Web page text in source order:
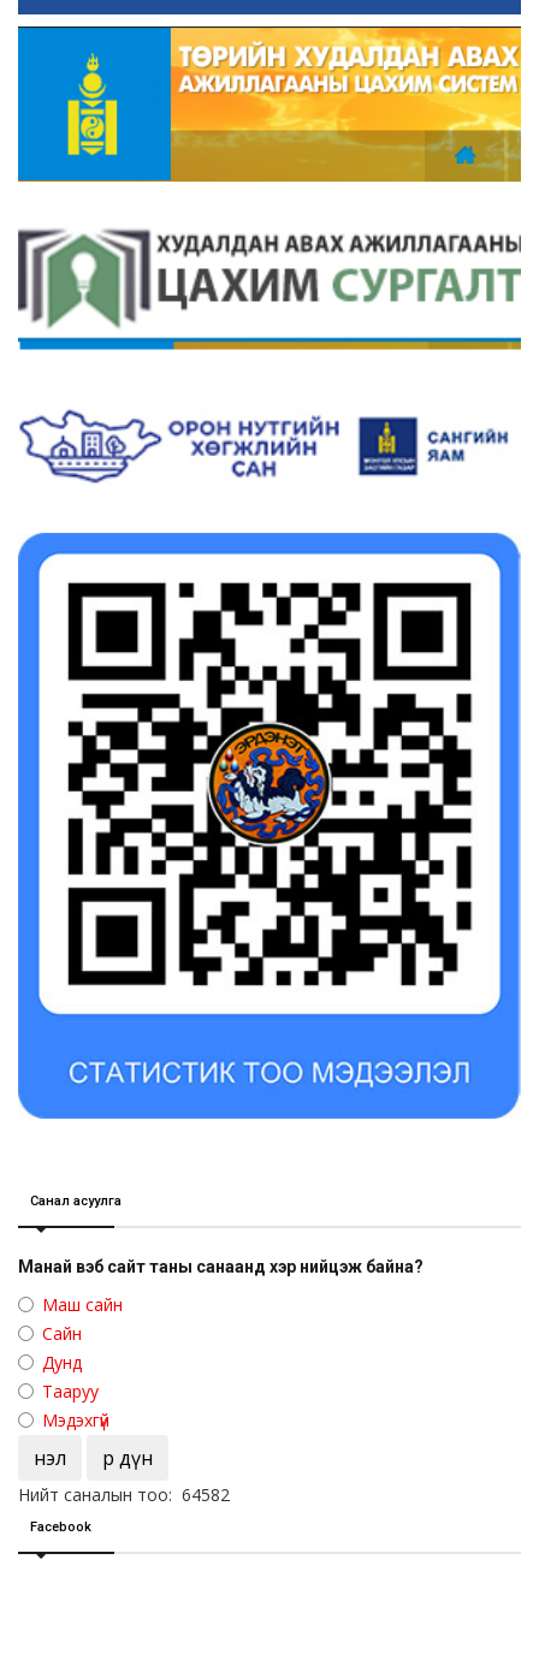
Санал асуулга
Манай вэб сайт таны санаанд хэр нийцэж байна?
Маш сайн
Сайн
Дунд
Тааруу
Мэдэхгүй
Үнэл Үр дүн
Нийт саналын тоо: 64582
Facebook